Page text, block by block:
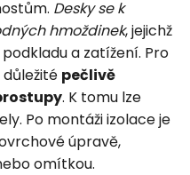
Desky se k
hmoždinek, jejichž
a zatížení. Pro
pečlivě
. K tomu lze
Po montáži izolace je
úpravě,
omítkou.